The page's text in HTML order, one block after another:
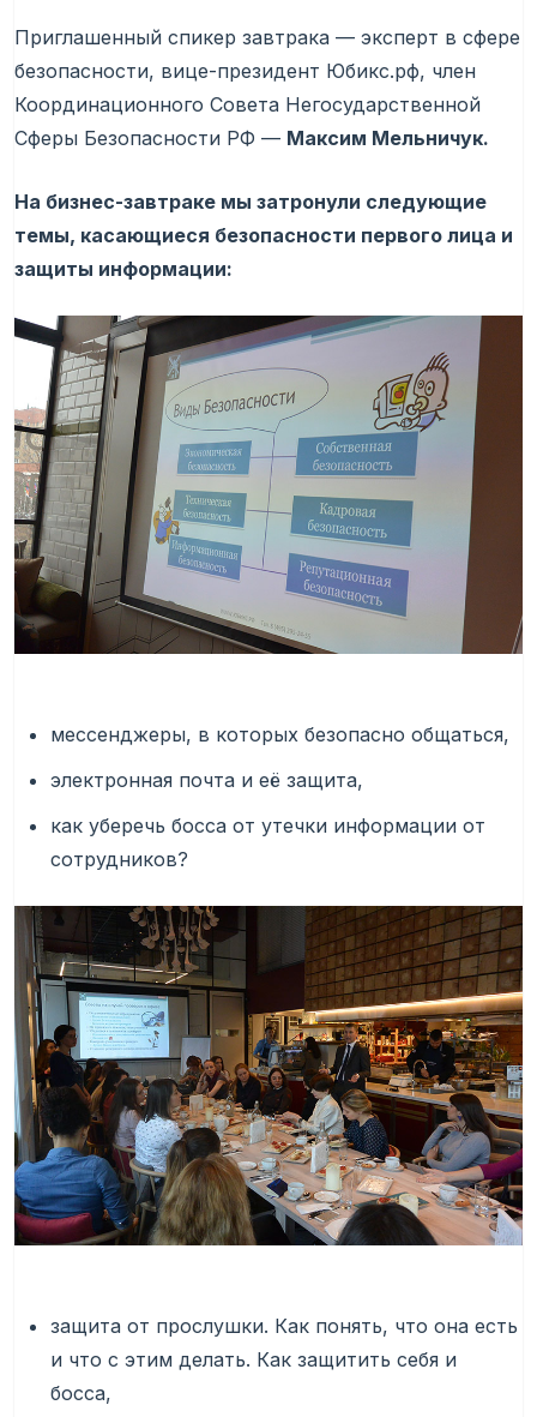
Приглашенный спикер завтрака — эксперт в сфере
безопасности, вице-президент Юбикс.рф, член
Координационного Совета Негосударственной
Сферы Безопасности РФ — Максим Мельничук.
На бизнес-завтраке мы затронули следующие
темы, касающиеся безопасности первого лица и
защиты информации:
мессенджеры, в которых безопасно общаться,
электронная почта и её защита,
как уберечь босса от утечки информации от
сотрудников?
защита от прослушки. Как понять, что она есть
и что с этим делать. Как защитить себя и
босса,